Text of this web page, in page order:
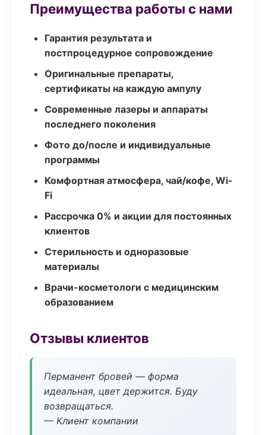
Преимущества работы с нами
Гарантия результата и
постпроцедурное сопровождение
Оригинальные препараты,
сертификаты на каждую ампулу
Современные лазеры и аппараты
последнего поколения
Фото до/после и индивидуальные
программы
Комфортная атмосфера, чай/кофе, Wi-
Fi
Рассрочка 0% и акции для постоянных
клиентов
Стерильность и одноразовые
материалы
Врачи-косметологи с медицинским
образованием
Отзывы клиентов
Перманент бровей — форма
идеальная, цвет держится. Буду
возвращаться.
— Клиент компании